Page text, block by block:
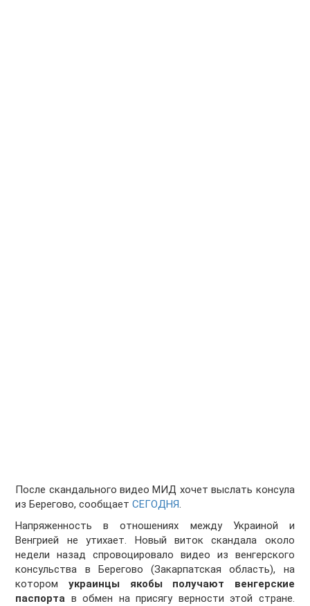
После скандального видео МИД хочет выслать консула
из Берегово, сообщаетСЕГОДНЯ.
Напряженность в отношениях между Украиной и
Венгрией не утихает. Новый виток скандала около
недели назад спровоцировало видео из венгерского
консульства в Берегово (Закарпатская область), на
котором украинцы якобы получают венгерские
паспорта в обмен на присягу верности этой стране.